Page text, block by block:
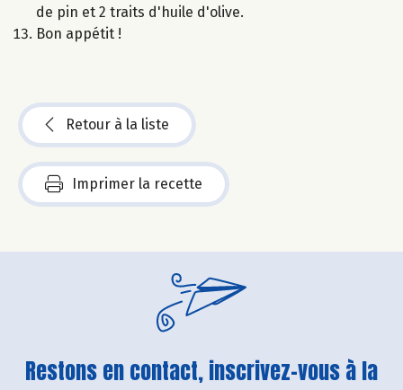
de pin et 2 traits d'huile d'olive.
Bon appétit !
Retour à la liste
Imprimer la recette
Restons en contact, inscrivez-vous à la